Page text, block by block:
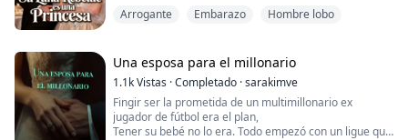
Cassandra, a pesar de que ella tendió una trampa a
cuenta de que era la hija perdida y amnésica de uno de
los...
Arrogante Embarazo Hombre lobo
Una esposa para el millonario
1.1kVistas ·Completado ·sarakimve
Fingir ser la prometida de un multimillonario ex
jugador de fútbol era el plan,
Tener su bebé no lo era. Todo empezó con un ligue que